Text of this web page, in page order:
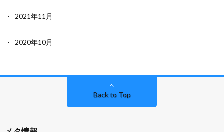
2021年11月
2020年10月
Back to Top